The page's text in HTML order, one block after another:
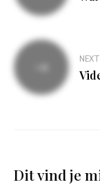
Dit vind je